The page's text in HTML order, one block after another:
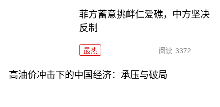
菲方蓄意挑衅仁爱礁，中方坚决
反制
最热 阅读 3372
高油价冲击下的中国经济：承压与破局